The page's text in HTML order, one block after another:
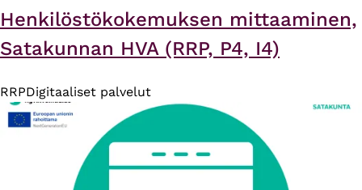
Henkilöstökokemuksen mittaaminen,
Satakunnan HVA​ (RRP, P4, I4)
RRPDigitaaliset palvelut